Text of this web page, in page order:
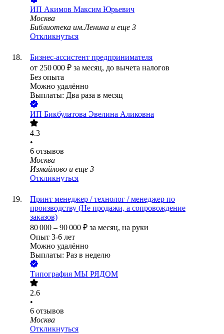
ИП Акимов Максим Юрьевич
Москва
Библиотека им.Ленина и еще 3
Откликнуться
Бизнес-ассистент предпринимателя
от 250 000 ₽ за месяц, до вычета налогов
Без опыта
Можно удалённо
Выплаты: Два раза в месяц
ИП Бикбулатова Эвелина Аликовна
4.3
•
6 отзывов
Москва
Измайлово и еще 3
Откликнуться
Принт менеджер / технолог / менеджер по
производству (Не продажи, а сопровождение
заказов)
80 000 – 90 000 ₽ за месяц, на руки
Опыт 3-6 лет
Можно удалённо
Выплаты: Раз в неделю
Типография МЫ РЯДОМ
2.6
•
6 отзывов
Москва
Откликнуться